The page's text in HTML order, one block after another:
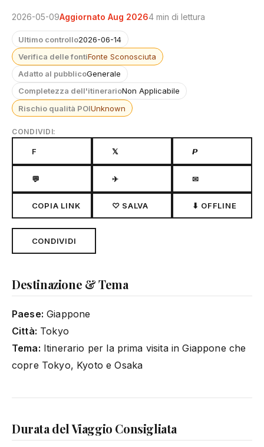
2026-05-09Aggiornato Aug 20264 min di lettura
Ultimo controllo2026-06-14
Verifica delle fontiFonte Sconosciuta
Adatto al pubblicoGenerale
Completezza dell'itinerarioNon Applicabile
Rischio qualità POIUnknown
CONDIVIDI:
F 𝕏 𝙋
💬 ✈ ✉
COPIA LINK ♡ SALVA ⬇ OFFLINE
CONDIVIDI
Destinazione & Tema
Paese: Giappone
Città: Tokyo
Tema: Itinerario per la prima visita in Giappone che
copre Tokyo, Kyoto e Osaka
Durata del Viaggio Consigliata